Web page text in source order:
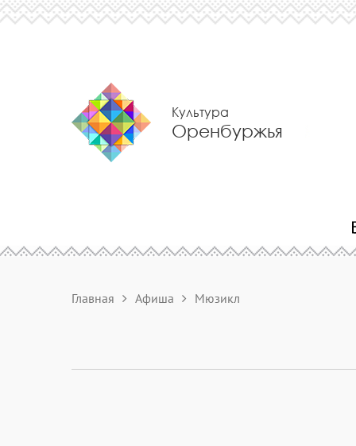
Культура
Оренбуржья
Главная Афиша Мюзикл